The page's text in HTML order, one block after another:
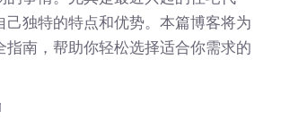
己独特的特点和优势。本篇博客将为
指南，帮助你轻松选择适合你需求的